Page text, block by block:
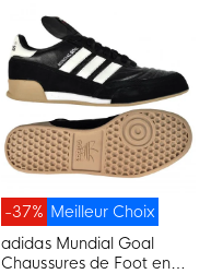
Meilleur Choix
-37%
adidas Mundial Goal
Chaussures de Foot en